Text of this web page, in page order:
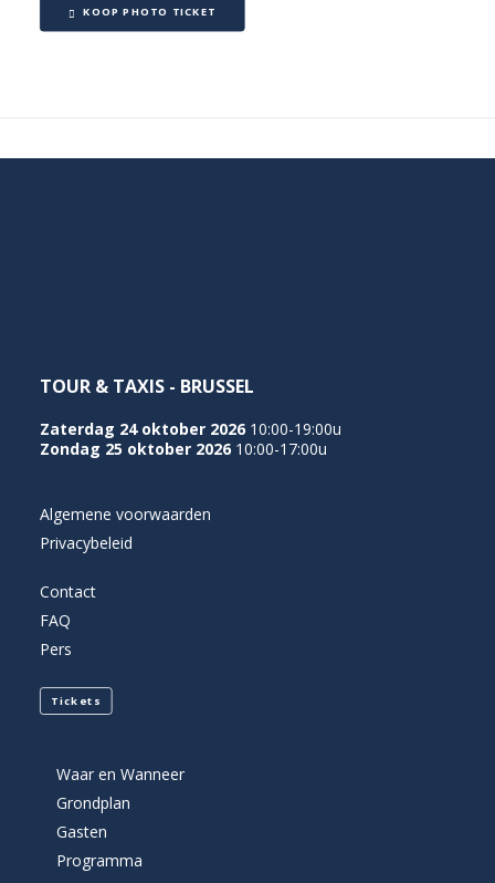
KOOP PHOTO TICKET
TOUR & TAXIS - BRUSSEL
Zaterdag 24 oktober 2026 10:00-19:00u
Zondag 25 oktober 2026 10:00-17:00u
Algemene voorwaarden
Privacybeleid
Contact
FAQ
Pers
Tickets
Waar en Wanneer
Grondplan
Gasten
Programma